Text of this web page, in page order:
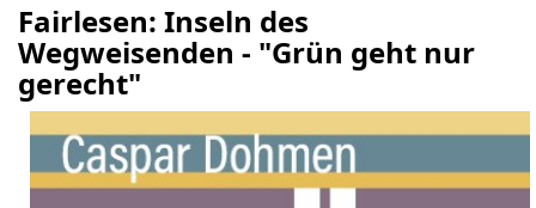
Fairlesen: Inseln des
Wegweisenden - "Grün geht nur
gerecht"